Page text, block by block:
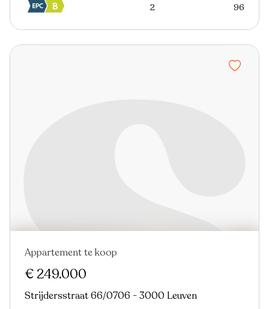
2 96
Nieuw
Appartement te koop
€ 249.000
Strijdersstraat 66/0706 - 3000 Leuven